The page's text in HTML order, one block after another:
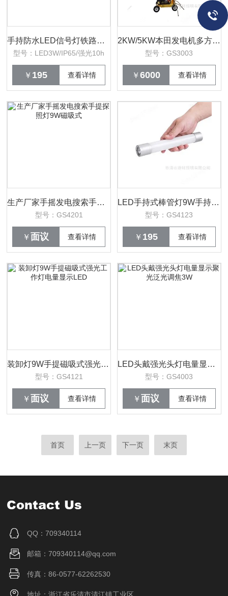
手持防水LED信号灯铁路巡检三色警示手电筒
型号：LED3W/IP65/强光10h
￥ 195 查看详情
2KW/5KW本田发电机多方位升降柴油移动车灯
型号：GS3003
￥6000 查看详情
生产厂家手摇发电搜索手提探照灯9W磁吸式
型号：GS4201
￥ 面议 查看详情
LED手持式棒管灯9W手持强光电筒磁力吸附
型号：GS4123
￥ 195 查看详情
装卸灯9W手提磁吸式强光工作灯电量显示LED
型号：GS4121
￥ 面议 查看详情
LED头戴强光头灯电量显示聚光泛光调焦3W
型号：GS4003
￥ 面议 查看详情
首页 上一页 下一页 末页
Contact Us
QQ：709340114
邮箱：709340114@qq.com
传真：86-0577-62262530